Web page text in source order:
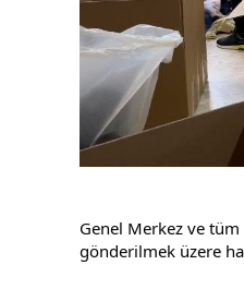
Genel Merkez ve
gönderilmek üzere